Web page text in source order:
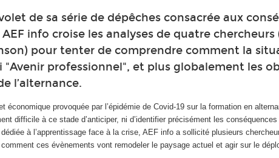
de sa série de dépêches consacrée aux
info croise les analyses de quatre
pour tenter de comprendre comment la
professionnel", et plus globalement les
l’alternance.
économique provoquée par l’épidémie de Covid-19 sur la formation en
difficile à ce stade d’anticiper, ni d’identifier précisément les
à l’apprentissage face à la crise, AEF info a sollicité plusieurs
ces évènements vont remodeler le paysage actuel et agir sur le